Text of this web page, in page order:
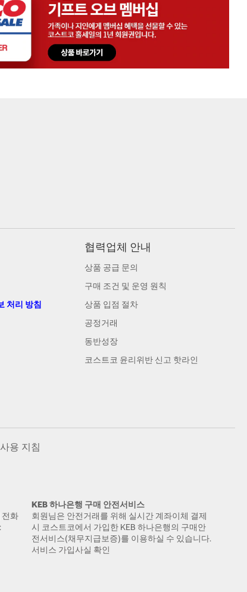
처리 방침
협력업체 안내
상품 공급 문의
구매 조건 및 운영 원칙
상품 입점 절차
공정거래
동반성장
코스트코 윤리위반 신고 핫라인
용 지침
전화
KEB 하나은행 구매 안전서비스
회원님은 안전거래를 위해 실시간 계좌이체 결제
시 코스트코에서 가입한 KEB 하나은행의 구매안
전서비스(채무지급보증)를 이용하실 수 있습니다.
서비스 가입사실 확인